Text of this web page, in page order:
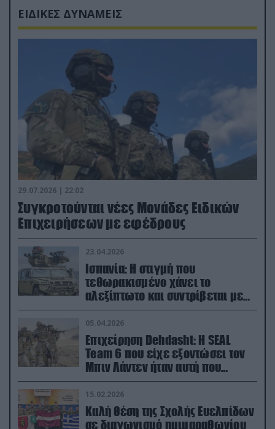
ΕΙΔΙΚΕΣ ΔΥΝΑΜΕΙΣ
29.07.2026 | 22:02
Συγκροτούνται νέες Μονάδες Ειδικών
Επιχειρήσεων με εφέδρους
23.04.2026
Ισπανία: Η στιγμή που
τεθωρακισμένο χάνει το
αλεξίπτωτο και συντρίβεται με
ορμή στο έδαφος (βίντεο)
05.04.2026
Επιχείρηση Dehdasht: Η SEAL
Team 6 που είχε εξοντώσει τον
Μπιν Λάντεν ήταν αυτή που
διέσωσε τον πιλότο του F-15
15.02.2026
Καλή θέση της Σχολής Ευελπίδων
σε διαγωνισμό ημιμαραθωνίου